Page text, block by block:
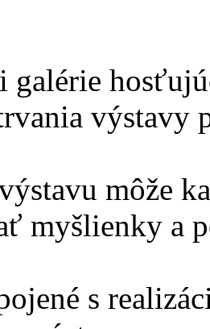
galérie
výstavy
môže
myšlienky a
s